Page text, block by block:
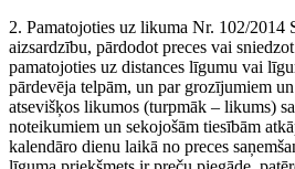
2. Pamatojoties uz likuma Nr. 102/2014
aizsardzību, pārdodot preces vai
pamatojoties uz distances līgumu vai
pārdevēja telpām, un par grozījumiem
atsevišķos likumos (turpmāk – likums)
noteikumiem un sekojošām tiesībām
kalendāro dienu laikā no preces